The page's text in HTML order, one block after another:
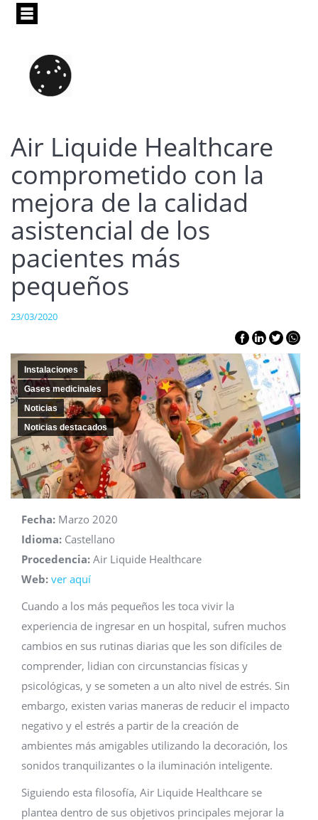
Pasar
principal
Air Liquide Healthcare
comprometido con la
mejora de la calidad
asistencial de los
pacientes más
pequeños
23/03/2020
Instalaciones
Gases medicinales
Noticias
Noticias destacados
Fecha: Marzo 2020
Idioma: Castellano
Procedencia: Air Liquide Healthcare
Web: ver aquí
Cuando a los más pequeños les toca vivir la
experiencia de ingresar en un hospital, sufren muchos
cambios en sus rutinas diarias que les son difíciles de
comprender, lidian con circunstancias físicas y
psicológicas, y se someten a un alto nivel de estrés. Sin
embargo, existen varias maneras de reducir el impacto
negativo y el estrés a partir de la creación de
ambientes más amigables utilizando la decoración, los
sonidos tranquilizantes o la iluminación inteligente.
Siguiendo esta filosofía, Air Liquide Healthcare se
plantea dentro de sus objetivos principales mejorar la